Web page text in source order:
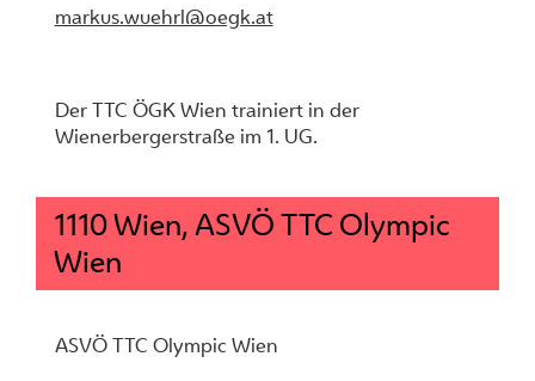
markus.wuehrl@oegk.at
Der TTC ÖGK Wien trainiert in der
Wienerbergerstraße im 1. UG.
1110 Wien, ASVÖ TTC Olympic
Wien
ASVÖ TTC Olympic Wien